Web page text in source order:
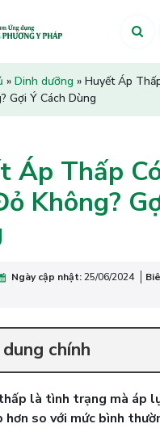
» Dinh dưỡng » Huyết Áp
Gợi Ý Cách Dùng
Áp Thấp
Không?
Ngày cập nhật:25/06/2024
chính
là tình trạng mà áp
hơn so với mức bình